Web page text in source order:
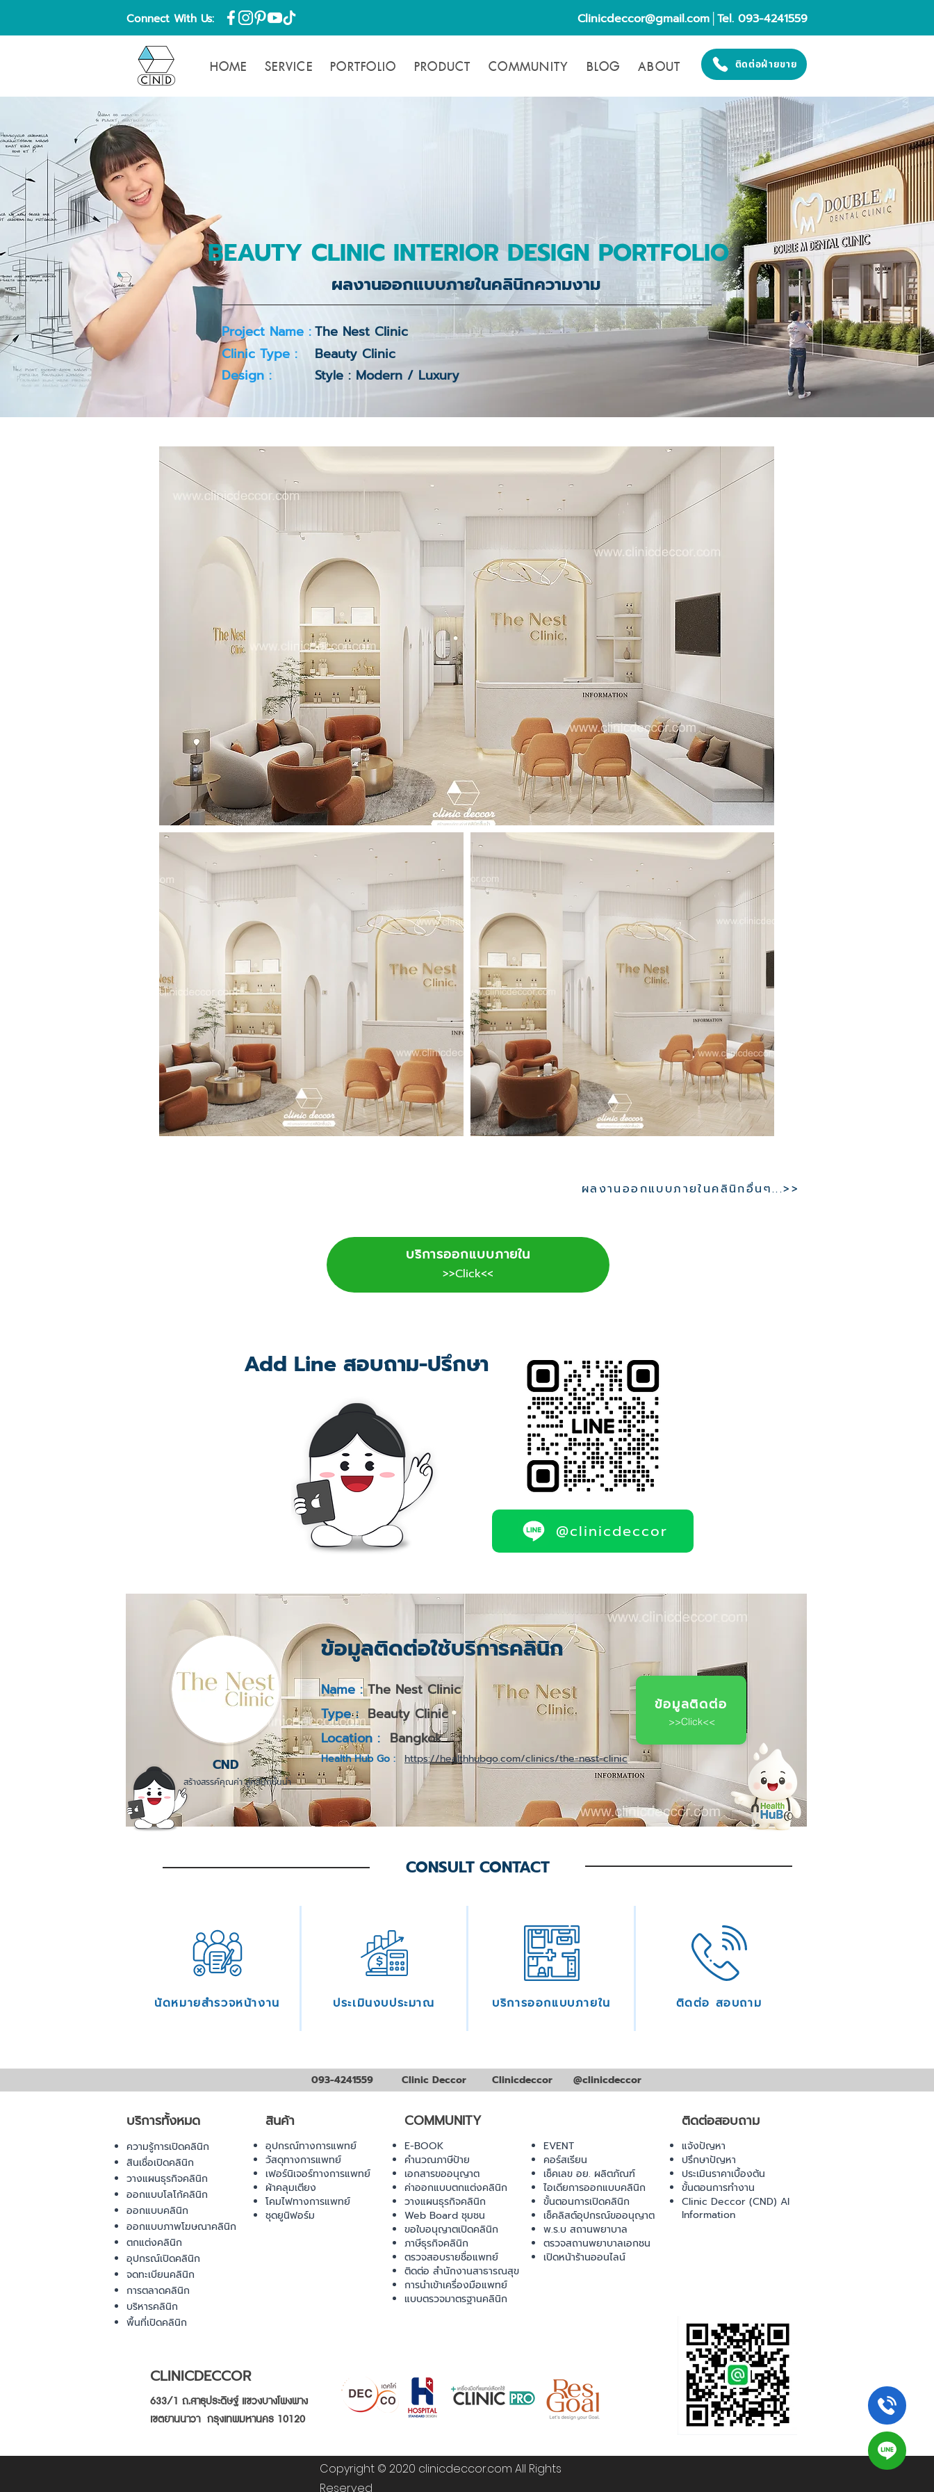
Connect With Us: Clinicdeccor@gmail.com │Tel. 093-4241559
HOME SERVICE PORTFOLIO PRODUCT COMMUNITY BLOG ABOUT ติดต่อฝ่ายขาย
BEAUTY CLINIC INTERIOR DESIGN PORTFOLIO
ผลงานออกแบบภายในคลินิกความงาม
Project Name :The Nest Clinic
Clinic Type :
Beauty Clinic
Design :
Style : Modern / Luxury
ผลงานออกแบบภายในคลินิกอื่นๆ...>>
บริการออกแบบภายใน
>>Click<<
@clinicdeccor
Add Line สอบถาม-ปรึกษา
CND
ข้อมูลติดต่อใช้บริการคลินิก
Name : The Nest Clinic
Type : Beauty Clinic
Location : Bangkok
ข้อมูลติดต่อ
>>Click<<
Health Hub Go : https://healthhubgo.com/clinics/the-nest-clinic
สร้างสรรค์คุณค่า สู่คลินิกชั้นนำ
CONSULT CONTACT
นัดหมายสำรวจหน้างาน ประเมินงบประมาณ บริการออกแบบภายใน ติดต่อ สอบถาม
093-4241559 Clinic Deccor Clinicdeccor @clinicdeccor
บริการทั้งหมด
ความรู้การเปิดคลินิก
สินเชื่อเปิดคลินิก
วางแผนธุรกิจคลินิก
ออกแบบโลโก้คลินิก
ออกแบบคลินิก
ออกแบบภาพโฆษณาคลินิก
ตกแต่งคลินิก
อุปกรณ์เปิดคลินิก
จดทะเบียนคลินิก
การตลาดคลินิก
บริหารคลินิก
พื้นที่เปิดคลินิก
สินค้า
อุปกรณ์ทางการแพทย์
วัสดุทางการแพทย์
เฟอร์นิเจอร์ทางการแพทย์
ผ้าคลุมเตียง
โคมไฟทางการแพทย์
ชุดยูนิฟอร์ม
COMMUNITY
E-BOOK
คำนวณภาษีป้าย
เอกสารขออนุญาต
ค่าออกแบบตกแต่งคลินิก
วางแผนธุรกิจคลินิก
Web Board ชุมชน
ขอใบอนุญาตเปิดคลินิก
ภาษีธุรกิจคลินิก
ตรวจสอบรายชื่อแพทย์
ติดต่อ สำนักงานสาธารณสุข
การนำเข้าเครื่องมือแพทย์
แบบตรวจมาตรฐานคลินิก
CLINICDECCOR
633/1 ถ.สาธุประดิษฐ์ แขวงบางโพงพาง
เขตยานนาวา กรุงเทพมหานคร 10120
ติดต่อสอบถาม
EVENT
คอร์สเรียน
เช็คเลข อย. ผลิตภัณฑ์
ไอเดียการออกแบบคลินิก
ขั้นตอนการเปิดคลินิก
เช็คลิสต์อุปกรณ์ขออนุญาต
พ.ร.บ สถานพยาบาล
ตรวจสถานพยาบาลเอกชน
เปิดหน้าร้านออนไลน์
แจ้งปัญหา
ปรึกษาปัญหา
ประเมินราคาเบื้องต้น
ขั้นตอนการทำงาน
Clinic Deccor (CND) AI
Information
Copyright © 2020 clinicdeccor.com All Rights
Reserved